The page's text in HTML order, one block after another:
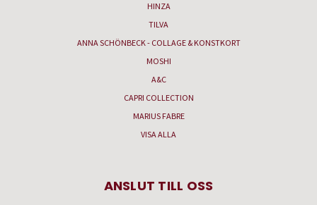
HINZA
TILVA
ANNA SCHÖNBECK - COLLAGE & KONSTKORT
MOSHI
A&C
CAPRI COLLECTION
MARIUS FABRE
VISA ALLA
ANSLUT TILL OSS